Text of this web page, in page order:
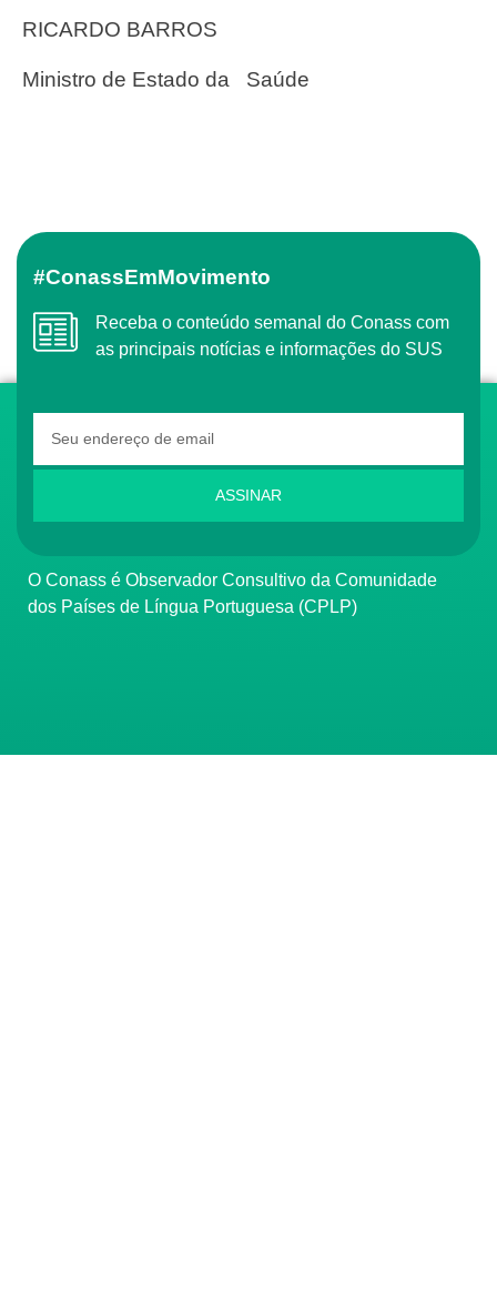
RICARDO BARROS
Ministro de Estado da Saúde
#ConassEmMovimento
Receba o conteúdo semanal do Conass com
as principais notícias e informações do SUS
ASSINAR
O Conass é Observador Consultivo da Comunidade
dos Países de Língua Portuguesa (CPLP)